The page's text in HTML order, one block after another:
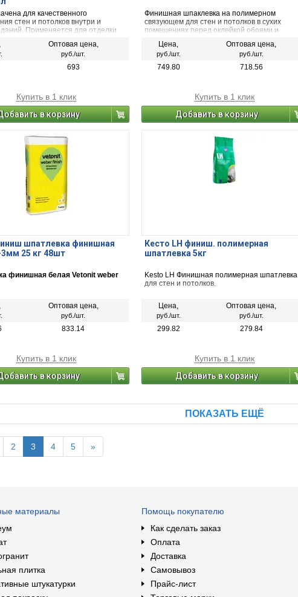
для качественного
стен и потолков внутри и
Применяется для отделки
влажности, легко наносится
обладает повышенной
и обеспечивает
Оптовая цена,
руб./шт.
693
Купить в 1 клик
в корзину
Финишная шпаклевка на полимерном
связующем для стен и потолков в сухих
помещениях перед оклейкой обоями и
машинного нанесения.
Цена,
руб./шт.
Оптовая цена,
руб./шт.
749.80 718.56
Купить в 1 клик
Добавить в корзину
шпатлевка финишная
3мм 25 кг 48шт
финишная белая Vetonit weber
Оптовая цена,
руб./шт.
833.14
Купить в 1 клик
в корзину
Кесто LH финиш. полимерная
шпатлевка 5кг
Kesto LH Финишная полимерная шпатлевка
для стен и потолков.
Цена,
руб./шт.
Оптовая цена,
руб./шт.
299.82 279.84
Купить в 1 клик
Добавить в корзину
ПОКАЗАТЬ ЕЩЁ
2 3 4 5 »
материалы
плитка
штукатурки
Помощь покупателю
Как сделать заказ
Оплата
Доставка
Самовывоз
Прайс-лист